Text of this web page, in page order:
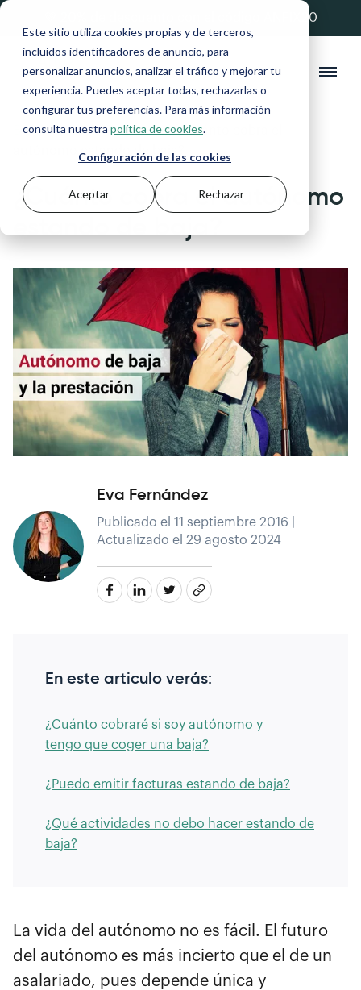
Este sitio utiliza cookies propias y de terceros,
incluidos identificadores de anuncio, para
personalizar anuncios, analizar el tráfico y mejorar tu
experiencia. Puedes aceptar todas, rechazarlas o
configurar tus preferencias. Para más información
consulta nuestra política de cookies.
Configuración de las cookies
Aceptar Rechazar
💚 20% de descuento con el código ANFIX20
Blog >Gestión financiera >¿Cuánto cobra el
autónomo estando de baja?
¿Cuánto cobra el autónomo
estando de baja?
Eva Fernández
Publicado el 11 septiembre 2016 |
Actualizado el 29 agosto 2024
En este articulo verás:
¿Cuánto cobraré si soy autónomo y
tengo que coger una baja?
¿Puedo emitir facturas estando de baja?
¿Qué actividades no debo hacer estando de
baja?
La vida del autónomo no es fácil. El futuro
del autónomo es más incierto que el de un
asalariado, pues depende única y